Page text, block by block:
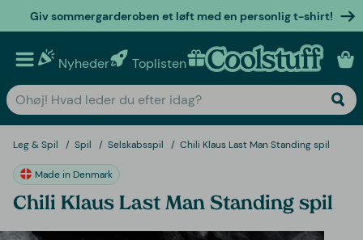
Giv sommergarderoben et løft med en personlig t-shirt!
Nyheder Toplisten Personlige gaver
Leg & Spil Spil Selskabsspil Chili Klaus Last Man Standing spil
Made in Denmark
Chili Klaus Last Man Standing spil